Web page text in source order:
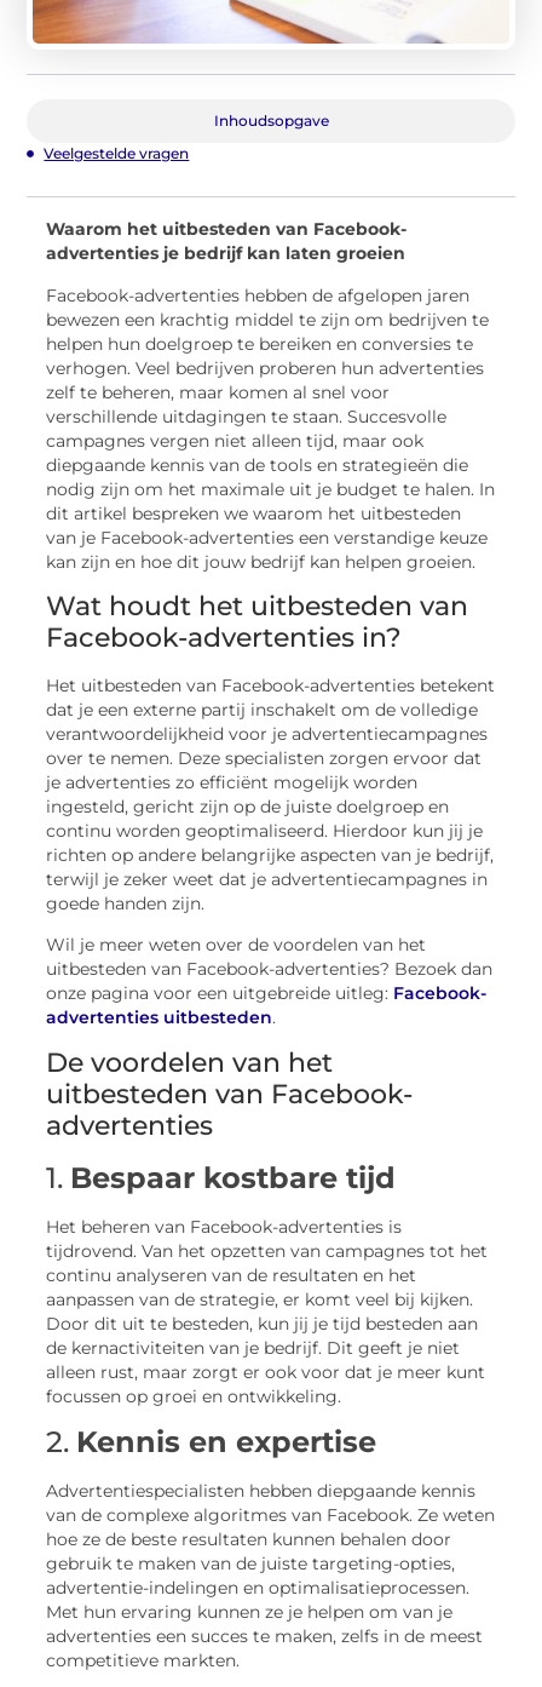
Inhoudsopgave
Veelgestelde vragen
Waarom het uitbesteden van Facebook-
advertenties je bedrijf kan laten groeien
Facebook-advertenties hebben de afgelopen jaren
bewezen een krachtig middel te zijn om bedrijven te
helpen hun doelgroep te bereiken en conversies te
verhogen. Veel bedrijven proberen hun advertenties
zelf te beheren, maar komen al snel voor
verschillende uitdagingen te staan. Succesvolle
campagnes vergen niet alleen tijd, maar ook
diepgaande kennis van de tools en strategieën die
nodig zijn om het maximale uit je budget te halen. In
dit artikel bespreken we waarom het uitbesteden
van je Facebook-advertenties een verstandige keuze
kan zijn en hoe dit jouw bedrijf kan helpen groeien.
Wat houdt het uitbesteden van
Facebook-advertenties in?
Het uitbesteden van Facebook-advertenties betekent
dat je een externe partij inschakelt om de volledige
verantwoordelijkheid voor je advertentiecampagnes
over te nemen. Deze specialisten zorgen ervoor dat
je advertenties zo efficiënt mogelijk worden
ingesteld, gericht zijn op de juiste doelgroep en
continu worden geoptimaliseerd. Hierdoor kun jij je
richten op andere belangrijke aspecten van je bedrijf,
terwijl je zeker weet dat je advertentiecampagnes in
goede handen zijn.
Wil je meer weten over de voordelen van het
uitbesteden van Facebook-advertenties? Bezoek dan
onze pagina voor een uitgebreide uitleg: Facebook-
advertenties uitbesteden.
De voordelen van het
uitbesteden van Facebook-
advertenties
1. Bespaar kostbare tijd
Het beheren van Facebook-advertenties is
tijdrovend. Van het opzetten van campagnes tot het
continu analyseren van de resultaten en het
aanpassen van de strategie, er komt veel bij kijken.
Door dit uit te besteden, kun jij je tijd besteden aan
de kernactiviteiten van je bedrijf. Dit geeft je niet
alleen rust, maar zorgt er ook voor dat je meer kunt
focussen op groei en ontwikkeling.
2. Kennis en expertise
Advertentiespecialisten hebben diepgaande kennis
van de complexe algoritmes van Facebook. Ze weten
hoe ze de beste resultaten kunnen behalen door
gebruik te maken van de juiste targeting-opties,
advertentie-indelingen en optimalisatieprocessen.
Met hun ervaring kunnen ze je helpen om van je
advertenties een succes te maken, zelfs in de meest
competitieve markten.